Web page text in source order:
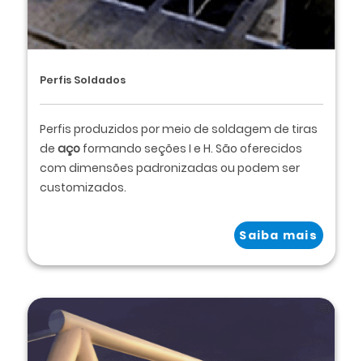
Perfis Soldados
Perfis produzidos por meio de soldagem de tiras
deaço formando seções I e H. São oferecidos
com dimensões padronizadas ou podem ser
customizados.
Saiba mais